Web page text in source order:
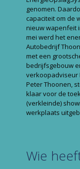
genomen.
capaciteit om de
nieuw wapenfeit
mei werd het
Autobedrijf
met een
bedrijfsgebouw
verkoopadviseur
Peter Thoonen,
klaar voor de
(verkleinde)
werkplaats
Wie